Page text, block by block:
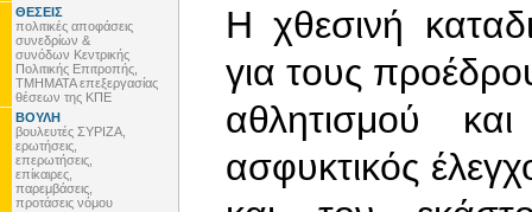
ΘΕΣΕΙΣ
πολιτικές αποφάσεις
συνεδρίων &
συνόδων Κεντρικής
Πολιτικής Επιτροπής,
ΤΜΗΜΑΤΑ επεξεργασίας
θέσεων της ΚΠΕ
ΒΟΥΛΗ
βουλευτές ΣΥΡΙΖΑ,
ερωτήσεις,
επερωτήσεις,
επίκαιρες,
παρεμβάσεις,
προτάσεις νόμου
Η χθεσινή
για τους
αθλητισμού
ασφυκτικός